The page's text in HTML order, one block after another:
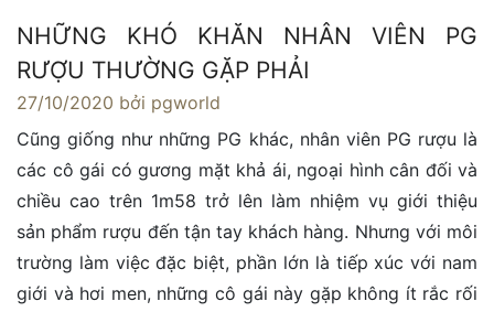
NHỮNG KHÓ KHĂN NHÂN VIÊN PG
RƯỢU THƯỜNG GẶP PHẢI
27/10/2020 bởi pgworld
Cũng giống như những PG khác, nhân viên PG rượu là
các cô gái có gương mặt khả ái, ngoại hình cân đối và
chiều cao trên 1m58 trở lên làm nhiệm vụ giới thiệu
sản phẩm rượu đến tận tay khách hàng. Nhưng với môi
trường làm việc đặc biệt, phần lớn là tiếp xúc với nam
giới và hơi men, những cô gái này gặp không ít rắc rối